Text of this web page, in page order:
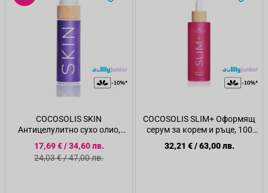
COCOSOLIS SKIN
Антицелулитно сухо олио,
110 мл
Специална цена
17,69 €/34,60 лв.
Стандартна цена
24,03 €/47,00 лв.
COCOSOLIS SLIM+ Оформящ
серум за корем и ръце, 100
мл
32,21 €/63,00 лв.